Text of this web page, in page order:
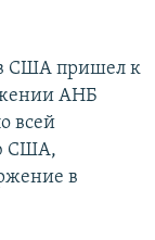
США пришел к
АНБ
всей
США,
в